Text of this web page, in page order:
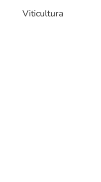
Viticultura